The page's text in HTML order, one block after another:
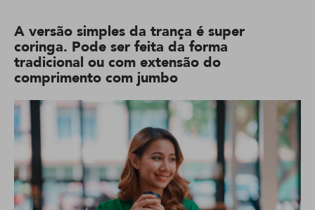
A versão simples da trança é super
coringa. Pode ser feita da forma
tradicional ou com extensão do
comprimento com jumbo